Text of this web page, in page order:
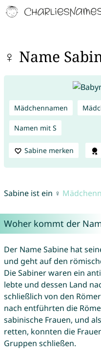
♀ Name
Mädchennamen
Namen mit S
Sabine merken
Sabine ist ein ♀
Woher kommt der
Der Name Sabine hat
und geht auf den
Die Sabiner waren ein
lebte und dessen Land
schließlich von den
nach entführten die
sabinische Frauen, und
retten, konnten die
Gruppen schließen.